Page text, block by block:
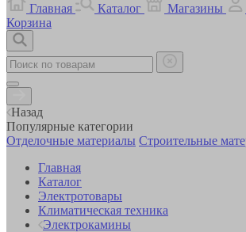
Главная
Каталог Магазины
Корзина
Назад
Популярные категории
Отделочные материалы Строительные
Главная
Каталог
Электротовары
Климатическая техника
Электрокамины